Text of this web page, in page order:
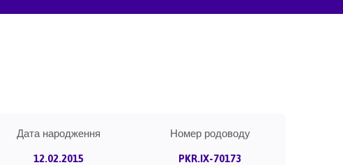
Дата народження
Номер родоводу
12.02.2015 PKR.IX-70173